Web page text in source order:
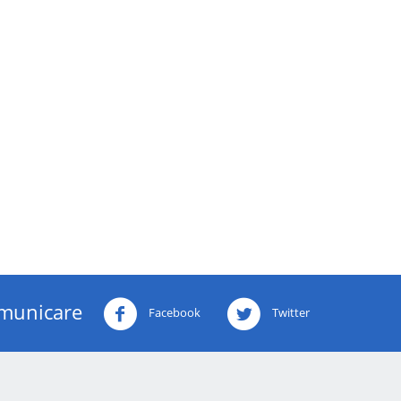
Facebook Twitter